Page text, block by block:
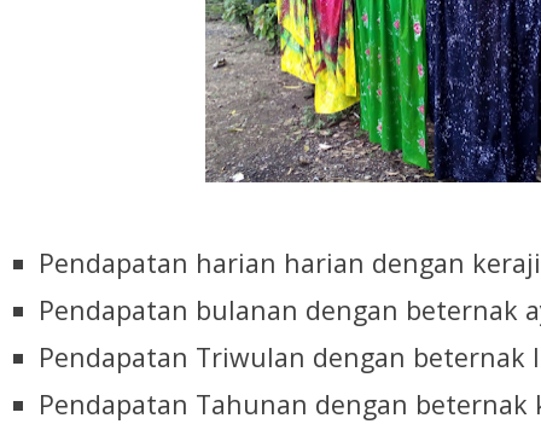
Pendapatan harian harian dengan
Pendapatan bulanan dengan beternak
Pendapatan Triwulan dengan beternak
Pendapatan Tahunan dengan beternak